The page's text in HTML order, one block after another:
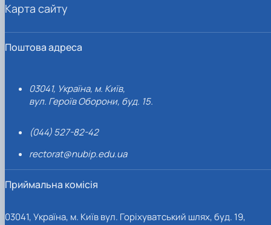
Поштова адреса
03041, Україна, м. Київ,
вул. Героїв Оборони, буд. 15.
(044) 527-82-42
rectorat@nubip.edu.ua
Приймальна комісія
03041, Україна, м. Київ вул. Горіхуватський шлях, буд. 19,
Карта сайту